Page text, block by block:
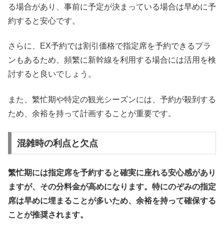
る場合があり、事前に予定が決まっている場合は早めに予
約すると安心です。
さらに、EX予約では割引価格で指定席を予約できるプラ
ンもあるため、頻繁に新幹線を利用する場合には活用を検
討すると良いでしょう。
また、繁忙期や特定の観光シーズンには、予約が殺到する
ため、余裕を持って計画することが重要です。
混雑時の利点と欠点
繁忙期には指定席を予約すると確実に座れる安心感があり
ますが、その分料金が高めになります。特にのぞみの指定
席は早めに埋まることが多いため、余裕を持って確保する
ことが推奨されます。